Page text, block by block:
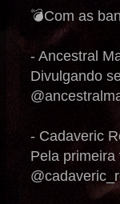
💣Com as
- Ancestral
Divulgando
- Cadaveric
Pela